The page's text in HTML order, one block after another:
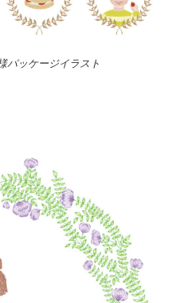
パッケージイラスト